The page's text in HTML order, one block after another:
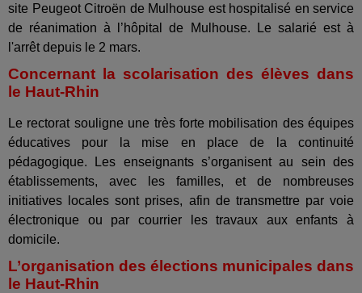
site Peugeot Citroën de Mulhouse est hospitalisé en service
de réanimation à l’hôpital de Mulhouse. Le salarié est à
l'arrêt depuis le 2 mars.
Concernant la scolarisation des élèves dans
le Haut-Rhin
Le rectorat souligne une très forte mobilisation des équipes
éducatives pour la mise en place de la continuité
pédagogique. Les enseignants s’organisent au sein des
établissements, avec les familles, et de nombreuses
initiatives locales sont prises, afin de transmettre par voie
électronique ou par courrier les travaux aux enfants à
domicile.
L’organisation des élections municipales dans
le Haut-Rhin